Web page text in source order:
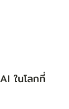
ในโลกที่